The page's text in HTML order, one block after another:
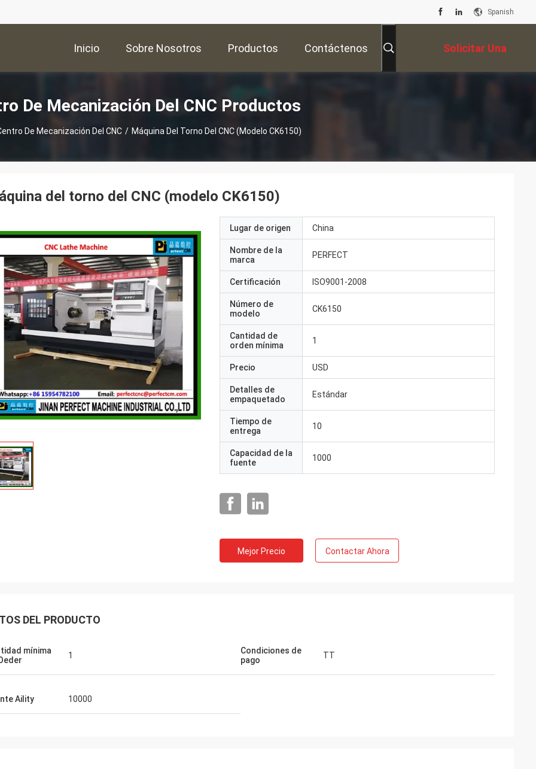
Spanish
Inicio Sobre Nosotros Productos Contáctenos Solicitar Una
Cotización
De Mecanización Del CNC Productos
De Mecanización Del CNC / Máquina Del Torno Del CNC (modelo CK6150)
del torno del CNC (modelo CK6150)
Lugar de origen China
Nombre de la
marca
PERFECT
Certificación ISO9001-2008
Número de
modelo
CK6150
Cantidad de
orden mínima
1
Precio USD
Detalles de
empaquetado
Estándar
Tiempo de
entrega
10
Capacidad de la
fuente
1000
Mejor Precio Contactar Ahora
DEL PRODUCTO
mínima
1
Condiciones de
pago
TT
Aility 10000